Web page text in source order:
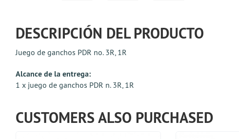
DESCRIPCIÓN DEL PRODUCTO
Juego de ganchos PDR no. 3R, 1R
Alcance de la entrega:
1 x juego de ganchos PDR n. 3R, 1R
CUSTOMERS ALSO PURCHASED